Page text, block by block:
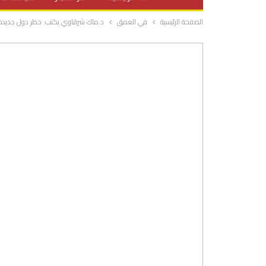
صحة وتغذية
المرأة والحياة الصفحة الرئيسية في العمق د.ماك شرقاوي يكتب: حظر دول جديدة